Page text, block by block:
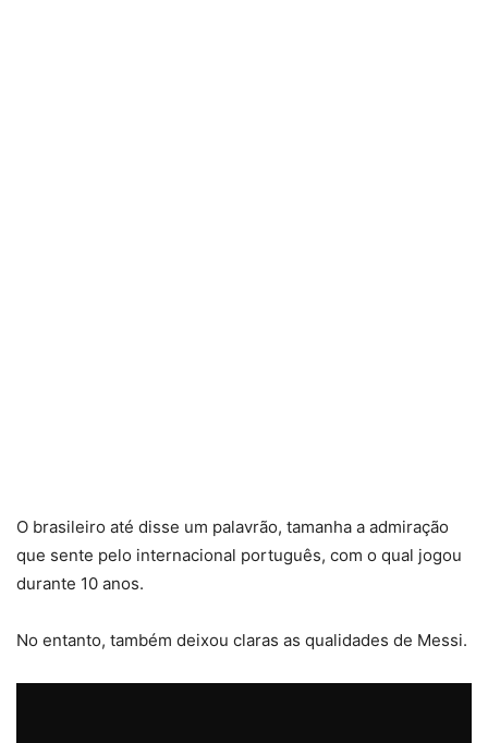
O brasileiro até disse um palavrão, tamanha a admiração
que sente pelo internacional português, com o qual jogou
durante 10 anos.
No entanto, também deixou claras as qualidades de Messi.